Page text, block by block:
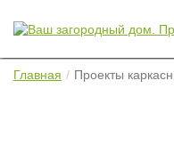
Главная Проекты